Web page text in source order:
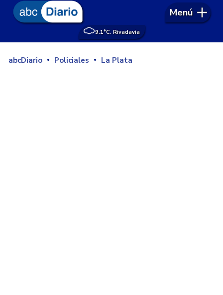
9.1°C. Rivadavia
Menú
abcDiario Policiales La Plata